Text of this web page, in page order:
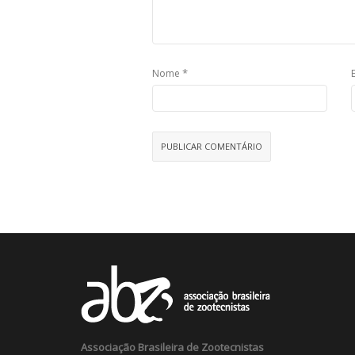
Nome *
Associação Brasileira de Zootecnistas